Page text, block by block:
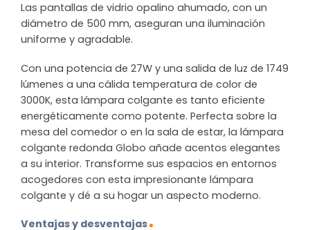
Las pantallas de vidrio opalino ahumado, con un
diámetro de 500 mm, aseguran una iluminación
uniforme y agradable.
Con una potencia de 27W y una salida de luz de 1749
lúmenes a una cálida temperatura de color de
3000K, esta lámpara colgante es tanto eficiente
energéticamente como potente. Perfecta sobre la
mesa del comedor o en la sala de estar, la lámpara
colgante redonda Globo añade acentos elegantes
a su interior. Transforme sus espacios en entornos
acogedores con esta impresionante lámpara
colgante y dé a su hogar un aspecto moderno.
Ventajas y desventajas